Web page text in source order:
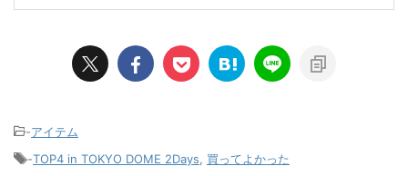
-アイテム
-TOP4 in TOKYO DOME 2Days 買ってよかった